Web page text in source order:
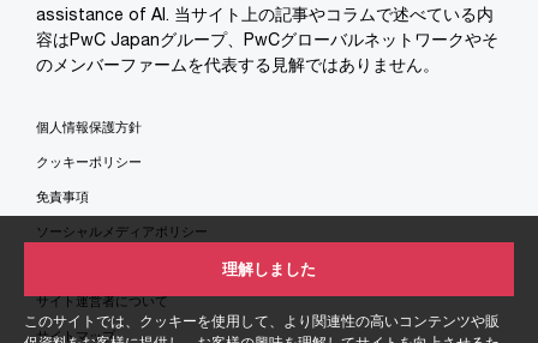
このサイトでは、クッキーを使用して、より関連性の高いコンテンツや販
理解しました
assistance of AI. 当サイト上の記事やコラムで述べている内
容はPwC Japanグループ、PwCグローバルネットワークやそ
のメンバーファームを代表する見解ではありません。
個人情報保護方針
クッキーポリシー
免責事項
ソーシャルメディアポリシー
サイト運営者について
サイトマップ